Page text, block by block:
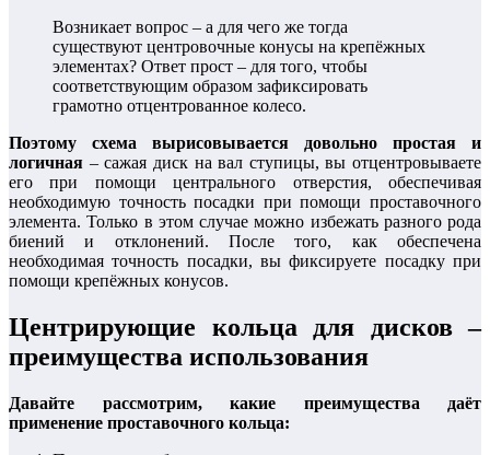
Возникает вопрос – а для чего же тогда
существуют центровочные конусы на крепёжных
элементах? Ответ прост – для того, чтобы
соответствующим образом зафиксировать
грамотно отцентрованное колесо.
Поэтому схема вырисовывается довольно простая и
логичная – сажая диск на вал ступицы, вы отцентровываете
его при помощи центрального отверстия, обеспечивая
необходимую точность посадки при помощи проставочного
элемента. Только в этом случае можно избежать разного рода
биений и отклонений. После того, как обеспечена
необходимая точность посадки, вы фиксируете посадку при
помощи крепёжных конусов.
Центрирующие кольца для дисков –
преимущества использования
Давайте рассмотрим, какие преимущества даёт
применение проставочного кольца: